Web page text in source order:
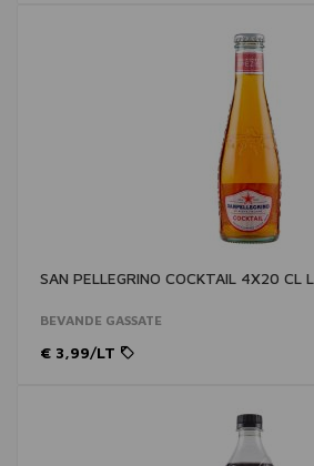
SAN PELLEGRINO COCKTAIL 4X20 CL L
BEVANDE GASSATE
€ 3,99/LT